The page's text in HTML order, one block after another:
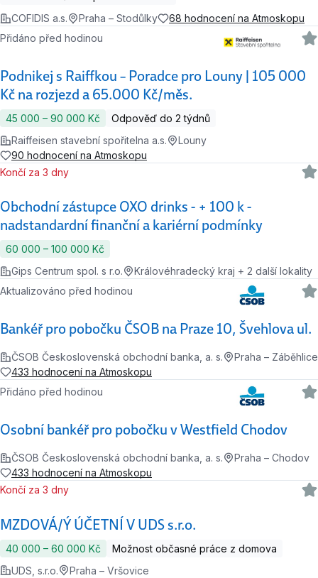
COFIDIS a.s.
Praha – Stodůlky 68 hodnocení na Atmoskopu
Podnikej s Raiffkou – Poradce pro Louny | 105 000
Kč na rozjezd a 65.000 Kč/měs.
Přidáno před hodinou
45 000 ‍–‍ 90 000 Kč
Odpověď do 2 týdnů
Raiffeisen stavební spořitelna a.s.
Louny
90 hodnocení na Atmoskopu
Obchodní zástupce OXO drinks - + 100 k -
nadstandardní finanční a kariérní podmínky
Končí za 3 dny
60 000 ‍–‍ 100 000 Kč
Gips Centrum spol. s r.o.
Královéhradecký kraj + 2 další lokality
Bankéř pro pobočku ČSOB na Praze 10, Švehlova ul.
Aktualizováno před hodinou
ČSOB Československá obchodní banka, a. s.
Praha – Záběhlice
433 hodnocení na Atmoskopu
Osobní bankéř pro pobočku v Westfield Chodov
Přidáno před hodinou
ČSOB Československá obchodní banka, a. s.
Praha – Chodov
433 hodnocení na Atmoskopu
MZDOVÁ/Ý ÚČETNÍ V UDS s.r.o.
Končí za 3 dny
40 000 ‍–‍ 60 000 Kč
Možnost občasné práce z domova
UDS, s.r.o.
Praha – Vršovice